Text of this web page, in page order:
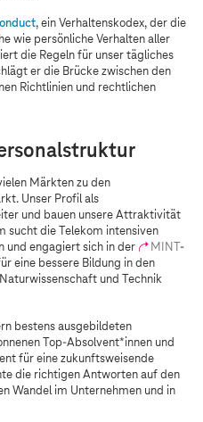
, ein Verhaltenskodex, der die
wie persönliche Verhalten aller
die Regeln für unser tägliches
er die Brücke zwischen den
Richtlinien und rechtlichen
Märkten zu den
Unser Profil als
und bauen unsere Attraktivität
sucht die Telekom intensiven
und engagiert sich in der
MINT-
eine bessere Bildung in den
und Technik
bestens ausgebildeten
Top-Absolvent*innen und
für eine zukunftsweisende
die richtigen Antworten auf den
Wandel im Unternehmen und in